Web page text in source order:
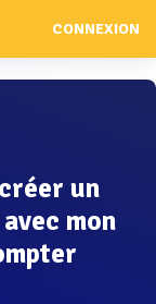
CONNEXION
un
mon